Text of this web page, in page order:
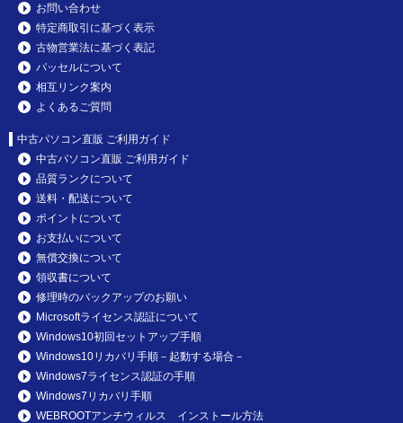
お問い合わせ
特定商取引に基づく表示
古物営業法に基づく表記
パッセルについて
相互リンク案内
よくあるご質問
中古パソコン直販 ご利用ガイド
中古パソコン直販 ご利用ガイド
品質ランクについて
送料・配送について
ポイントについて
お支払いについて
無償交換について
領収書について
修理時のバックアップのお願い
Microsoftライセンス認証について
Windows10初回セットアップ手順
Windows10リカバリ手順－起動する場合－
Windows7ライセンス認証の手順
Windows7リカバリ手順
WEBROOTアンチウィルス インストール方法